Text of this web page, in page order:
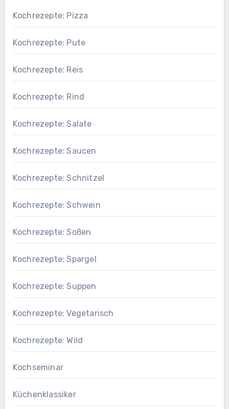
Kochrezepte: Pizza
Kochrezepte: Pute
Kochrezepte: Reis
Kochrezepte: Rind
Kochrezepte: Salate
Kochrezepte: Saucen
Kochrezepte: Schnitzel
Kochrezepte: Schwein
Kochrezepte: Soßen
Kochrezepte: Spargel
Kochrezepte: Suppen
Kochrezepte: Vegetarisch
Kochrezepte: Wild
Kochseminar
Küchenklassiker